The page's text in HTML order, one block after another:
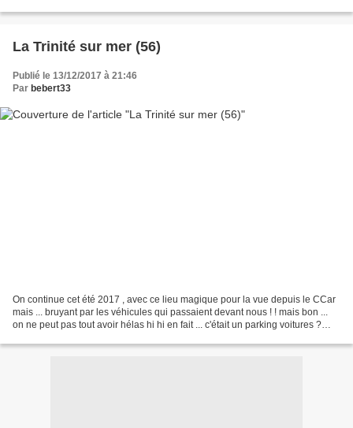
La Trinité sur mer (56)
Publié le 13/12/2017 à 21:46
Par bebert33
On continue cet été 2017 , avec ce lieu magique pour la vue depuis le CCar
mais ... bruyant par les véhicules qui passaient devant nous ! ! mais bon ...
on ne peut pas tout avoir hélas hi hi en fait ... c'était un parking voitures ?